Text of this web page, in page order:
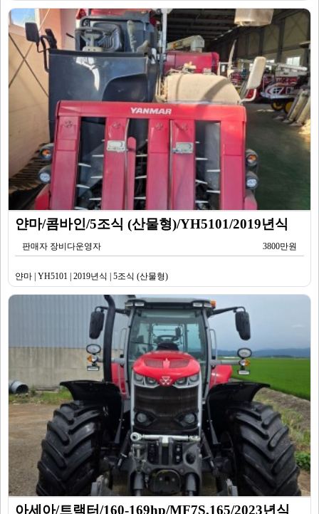
얀마/콤바인/5조식 (산물형)/YH5101/2019년식
판매자 장비다운영자 3800만원
얀마 | YH5101 | 2019년식 | 5조식 (산물형)
아세아/트랙터/160-169hp/MF7S.165/2023년식